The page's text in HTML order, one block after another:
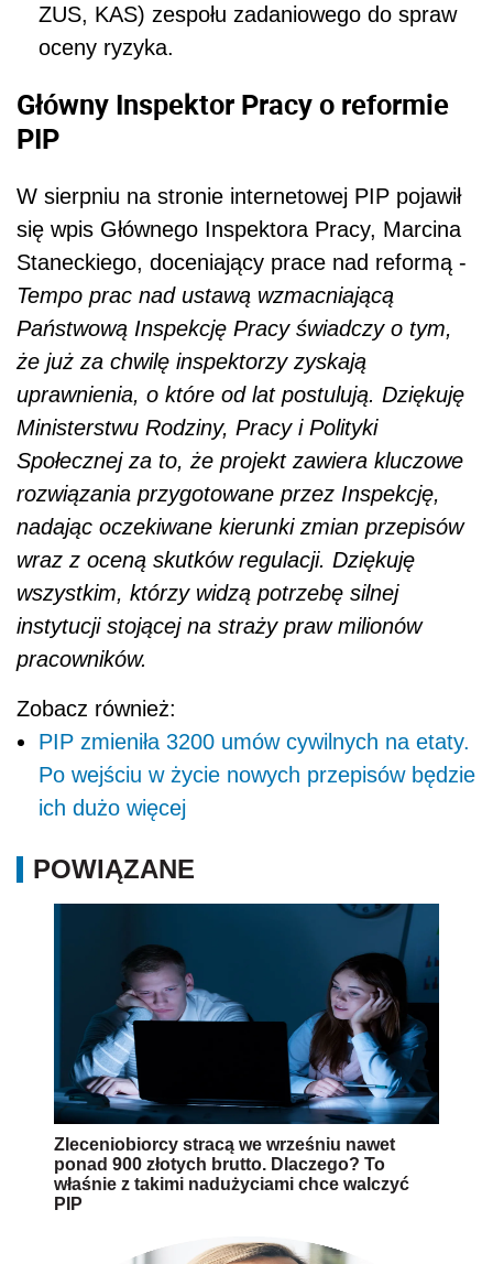
ZUS, KAS) zespołu zadaniowego do spraw
oceny ryzyka.
Główny Inspektor Pracy o reformie
PIP
W sierpniu na stronie internetowej PIP pojawił
się wpis Głównego Inspektora Pracy, Marcina
Staneckiego, doceniający prace nad reformą -
Tempo prac nad ustawą wzmacniającą
Państwową Inspekcję Pracy świadczy o tym,
że już za chwilę inspektorzy zyskają
uprawnienia, o które od lat postulują. Dziękuję
Ministerstwu Rodziny, Pracy i Polityki
Społecznej za to, że projekt zawiera kluczowe
rozwiązania przygotowane przez Inspekcję,
nadając oczekiwane kierunki zmian przepisów
wraz z oceną skutków regulacji. Dziękuję
wszystkim, którzy widzą potrzebę silnej
instytucji stojącej na straży praw milionów
pracowników.
Zobacz również:
PIP zmieniła 3200 umów cywilnych na etaty.
Po wejściu w życie nowych przepisów będzie
ich dużo więcej
POWIĄZANE
Zleceniobiorcy stracą we wrześniu nawet
ponad 900 złotych brutto. Dlaczego? To
właśnie z takimi nadużyciami chce walczyć
PIP